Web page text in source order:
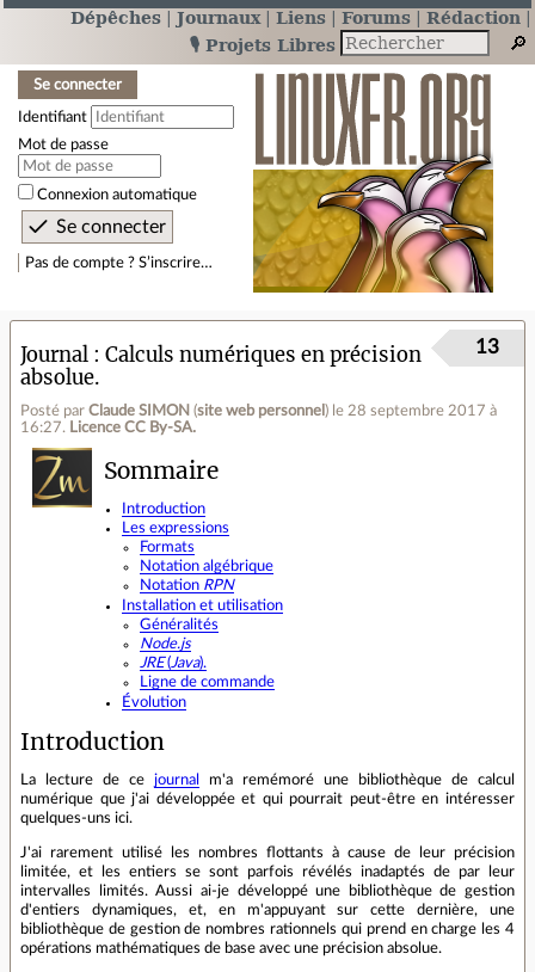
Dépêches Journaux Liens Forums
Rédaction
🎙️ Projets Libres
Se connecter
Identifiant
Mot de passe
Connexion automatique
Pas de compte ? S’inscrire…
Journal
Calculs numériques en précision
absolue.
Posté par Claude SIMON (site web personnel ) le 28 septembre 2017 à
16:27. Licence CC By‑SA.
13
Sommaire
Introduction
Les expressions
Formats
Notation algébrique
Notation RPN
Installation et utilisation
Généralités
Node.js
JRE(Java).
Ligne de commande
Évolution
Introduction
La lecture de ce journal
m'a remémoré une bibliothèque de calcul
numérique que j'ai développée et qui pourrait peut-être en intéresser
quelques-uns ici.
J'ai rarement utilisé les nombres flottants à cause de leur précision
limitée, et les entiers se sont parfois révélés inadaptés de par leur
intervalles limités. Aussi ai-je développé une bibliothèque de gestion
d'entiers dynamiques, et, en m'appuyant sur cette dernière, une
bibliothèque de gestion de nombres rationnels qui prend en charge les 4
opérations mathématiques de base avec une précision absolue.